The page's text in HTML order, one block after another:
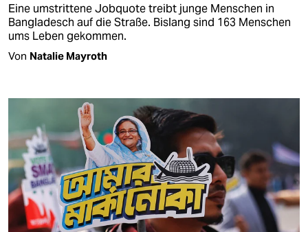
Eine umstrittene Jobquote treibt junge Menschen in
Bangladesch auf die Straße. Bislang sind 163 Menschen
ums Leben gekommen.
Von Natalie Mayroth